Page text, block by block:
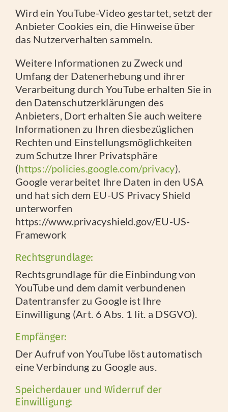
Wird ein YouTube-Video gestartet, setzt der
Anbieter Cookies ein, die Hinweise über
das Nutzerverhalten sammeln.
Weitere Informationen zu Zweck und
Umfang der Datenerhebung und ihrer
Verarbeitung durch YouTube erhalten Sie in
den Datenschutzerklärungen des
Anbieters, Dort erhalten Sie auch weitere
Informationen zu Ihren diesbezüglichen
Rechten und Einstellungsmöglichkeiten
zum Schutze Ihrer Privatsphäre
(https://policies.google.com/privacy).
Google verarbeitet Ihre Daten in den USA
und hat sich dem EU-US Privacy Shield
unterworfen
https://www.privacyshield.gov/EU-US-
Framework
Rechtsgrundlage:
Rechtsgrundlage für die Einbindung von
YouTube und dem damit verbundenen
Datentransfer zu Google ist Ihre
Einwilligung (Art. 6 Abs. 1 lit. a DSGVO).
Empfänger:
Der Aufruf von YouTube löst automatisch
eine Verbindung zu Google aus.
Speicherdauer und Widerruf der
Einwilligung: